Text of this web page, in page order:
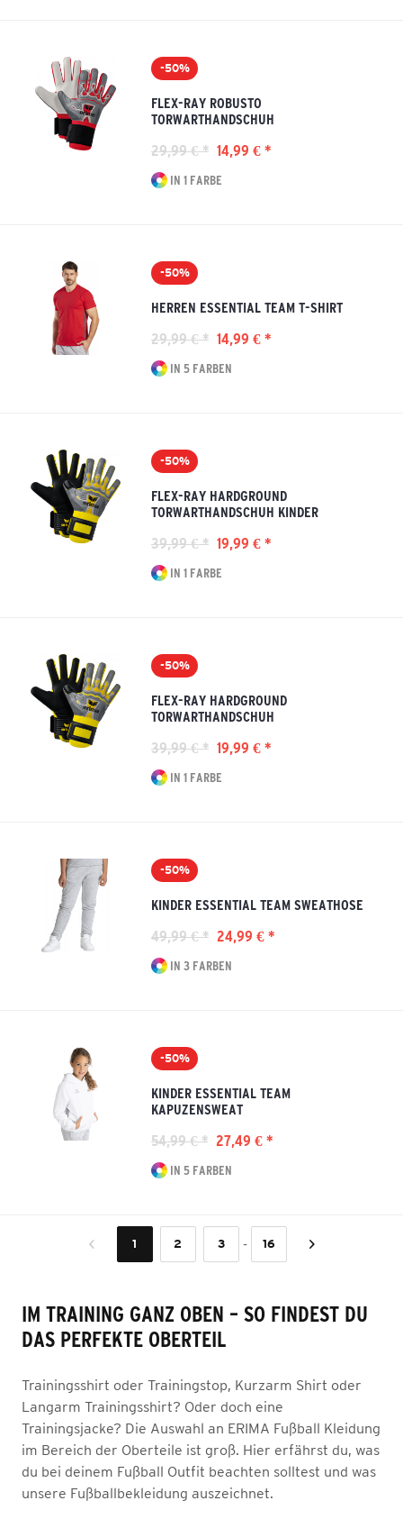
-50%
FLEX-RAY ROBUSTO
TORWARTHANDSCHUH
29,99 € * 14,99 € *
IN 1 FARBE
-50%
HERREN ESSENTIAL TEAM T-SHIRT
29,99 € * 14,99 € *
IN 5 FARBEN
-50%
FLEX-RAY HARDGROUND
TORWARTHANDSCHUH KINDER
39,99 € * 19,99 € *
IN 1 FARBE
-50%
FLEX-RAY HARDGROUND
TORWARTHANDSCHUH
39,99 € * 19,99 € *
IN 1 FARBE
-50%
KINDER ESSENTIAL TEAM SWEATHOSE
49,99 € * 24,99 € *
IN 3 FARBEN
-50%
KINDER ESSENTIAL TEAM
KAPUZENSWEAT
54,99 € * 27,49 € *
IN 5 FARBEN
1 2 3 - 16
IM TRAINING GANZ OBEN – SO FINDEST DU
DAS PERFEKTE OBERTEIL
Trainingsshirt oder Trainingstop, Kurzarm Shirt oder
Langarm Trainingsshirt? Oder doch eine
Trainingsjacke? Die Auswahl an ERIMA Fußball Kleidung
im Bereich der Oberteile ist groß. Hier erfährst du, was
du bei deinem Fußball Outfit beachten solltest und was
unsere Fußballbekleidung auszeichnet.